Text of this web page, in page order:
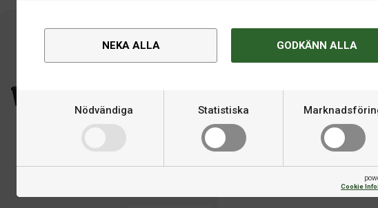
NEKA ALLA GODKÄNN ALLA
Nödvändiga Statistiska
Cookie